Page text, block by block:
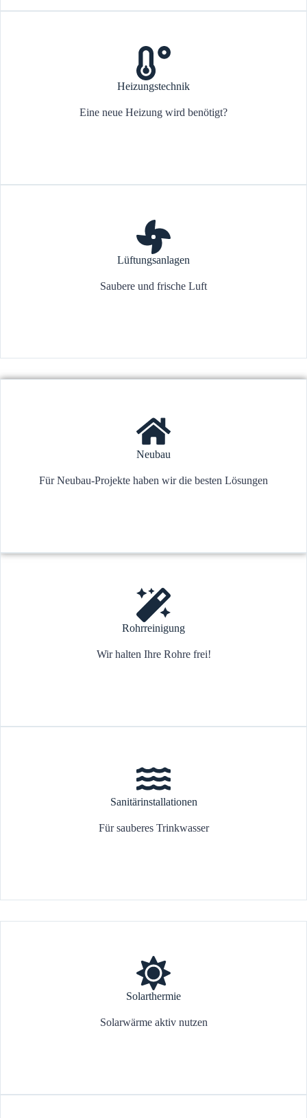
Heizungstechnik
Eine neue Heizung wird benötigt?
Lüftungsanlagen
Saubere und frische Luft
Neubau
Für Neubau-Projekte haben wir die besten Lösungen
Rohrreinigung
Wir halten Ihre Rohre frei!
Sanitärinstallationen
Für sauberes Trinkwasser
Solarthermie
Solarwärme aktiv nutzen